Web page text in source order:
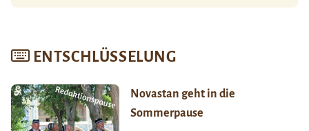
ENTSCHLÜSSELUNG
Novastan geht in die
Sommerpause